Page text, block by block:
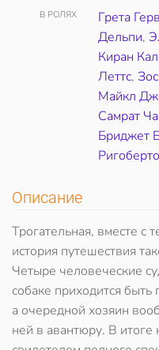
В РОЛЯХ Грета
Дельпи,
Киран
Леттс,
Майкл
Самрат
Бриджет
Описание
Трогательная, вместе с
история путешествия
Четыре человеческие
собаке приходится
а очередной хозяин
ней в авантюру. В итоге